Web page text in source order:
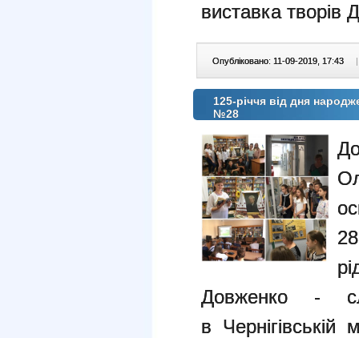
виставка творів
Опубліковано: 11-09-2019, 17:43 |
125-річчя від дня
№28
Довженко -
в Чернігівській